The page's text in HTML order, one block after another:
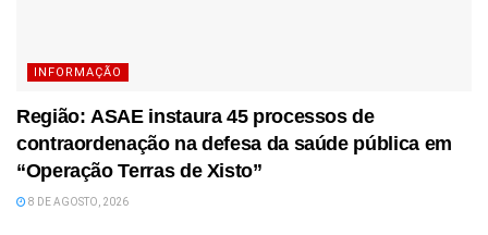
INFORMAÇÃO
Região: ASAE instaura 45 processos de
contraordenação na defesa da saúde pública em
“Operação Terras de Xisto”
8 DE AGOSTO, 2026